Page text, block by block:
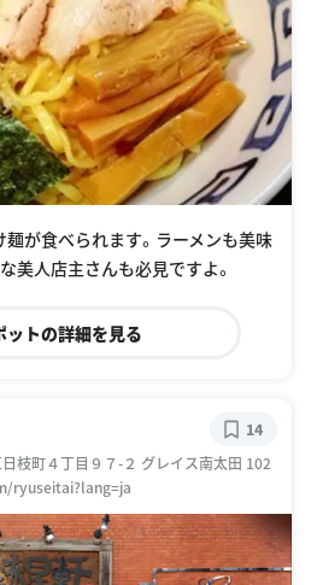
が食べられます。ラーメンも美味
美人店主さんも必見ですよ。
ットの詳細を見る
枝町４丁目９７-２ グレイス南太田 102
ryuseitai?lang=ja
14